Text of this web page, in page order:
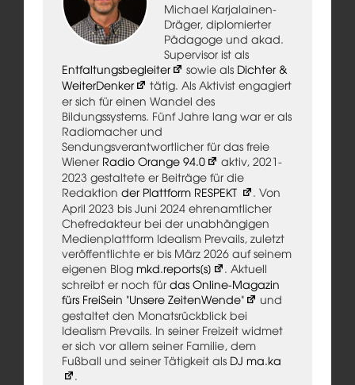
Michael Karjalainen-
Dräger, diplomierter
Pädagoge und akad.
Supervisor ist als
Entfaltungsbegleiter
sowie als Dichter &
WeiterDenker
tätig. Als Aktivist engagiert
er sich für einen Wandel des
Bildungssystems. Fünf Jahre lang war er als
Radiomacher und
Sendungsverantwortlicher für das freie
Wiener Radio Orange 94.0
aktiv, 2021-
2023 gestaltete er Beiträge für die
Redaktion der Plattform RESPEKT
. Von
April 2023 bis Juni 2024 ehrenamtlicher
Chefredakteur bei der unabhängigen
Medienplattform Idealism Prevails, zuletzt
veröffentlichte er bis März 2026 auf seinem
eigenen Blog mkd.reports[s]
. Aktuell
schreibt er noch für das Online-Magazin
fürs FreiSein "Unsere ZeitenWende"
und
gestaltet den Monatsrückblick bei
Idealism Prevails. In seiner Freizeit widmet
er sich vor allem seiner Familie, dem
Fußball und seiner Tätigkeit als DJ ma.ka
.